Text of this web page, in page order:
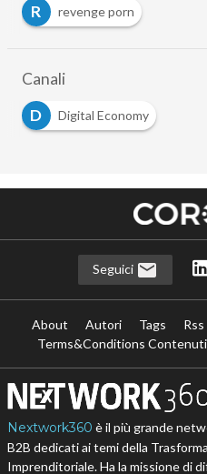
R
revenge porn
Canali
D
Digital Economy
Seguici
About Autori Tags
Terms&Conditions
Nextwork360 è il più grande
B2B dedicati ai temi della
Imprenditoriale. Ha la missione di